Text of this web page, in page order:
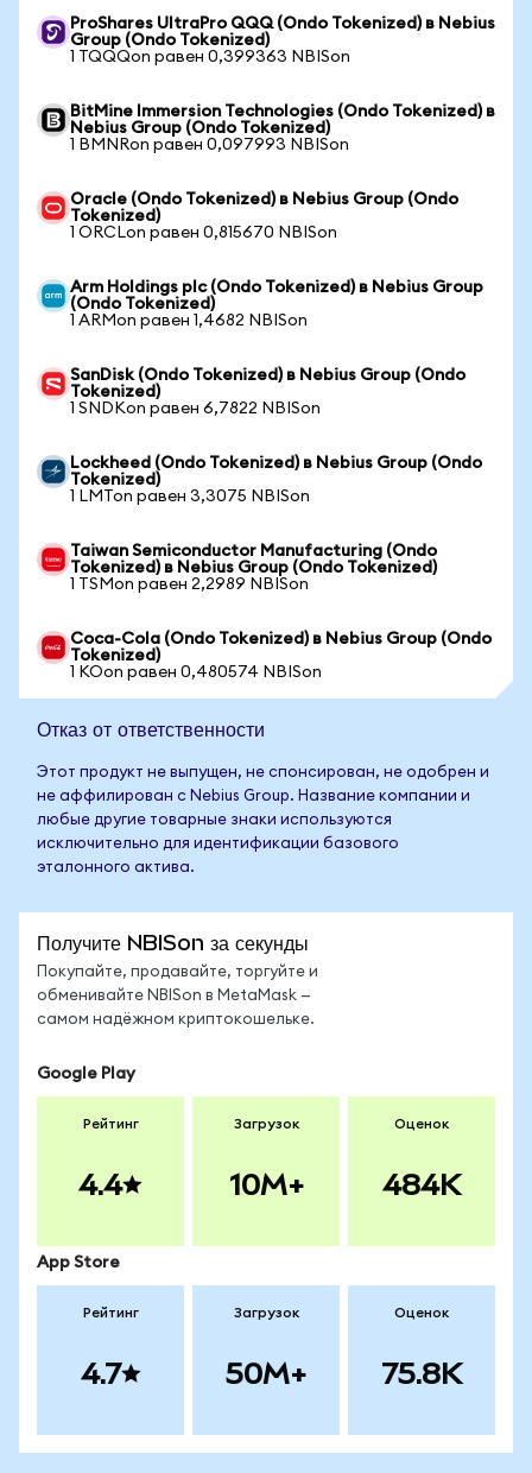
ProShares UltraPro QQQ (Ondo Tokenized) в Nebius
Group (Ondo Tokenized)
1 TQQQon равен 0,399363 NBISon
BitMine Immersion Technologies (Ondo Tokenized) в
Nebius Group (Ondo Tokenized)
1 BMNRon равен 0,097993 NBISon
Oracle (Ondo Tokenized) в Nebius Group (Ondo
Tokenized)
1 ORCLon равен 0,815670 NBISon
Arm Holdings plc (Ondo Tokenized) в Nebius Group
(Ondo Tokenized)
1 ARMon равен 1,4682 NBISon
SanDisk (Ondo Tokenized) в Nebius Group (Ondo
Tokenized)
1 SNDKon равен 6,7822 NBISon
Lockheed (Ondo Tokenized) в Nebius Group (Ondo
Tokenized)
1 LMTon равен 3,3075 NBISon
Taiwan Semiconductor Manufacturing (Ondo
Tokenized) в Nebius Group (Ondo Tokenized)
1 TSMon равен 2,2989 NBISon
Coca-Cola (Ondo Tokenized) в Nebius Group (Ondo
Tokenized)
1 KOon равен 0,480574 NBISon
Отказ от ответственности
Этот продукт не выпущен, не спонсирован, не одобрен и
не аффилирован с Nebius Group. Название компании и
любые другие товарные знаки используются
исключительно для идентификации базового
эталонного актива.
Получите NBISon за секунды
Покупайте, продавайте, торгуйте и
обменивайте NBISon в MetaMask —
самом надёжном криптокошельке.
Google Play
Рейтинг
4.4
Загрузок
10M+
Оценок
484K
App Store
Рейтинг
4.7
Загрузок
50M+
Оценок
75.8K